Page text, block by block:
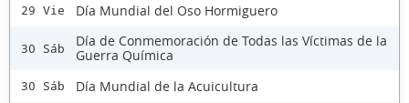
29 Vie Día Mundial del Oso Hormiguero
30 Sáb
Día de Conmemoración de Todas las Víctimas de la
Guerra Química
30 Sáb Día Mundial de la Acuicultura